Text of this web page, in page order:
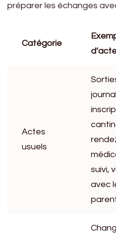
préparer les échanges
Catégorie
Actes
usuels
suivi,
avec